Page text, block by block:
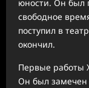
юности. Он был
свободное
поступил в
окончил.
Первые работы
Он был замечен